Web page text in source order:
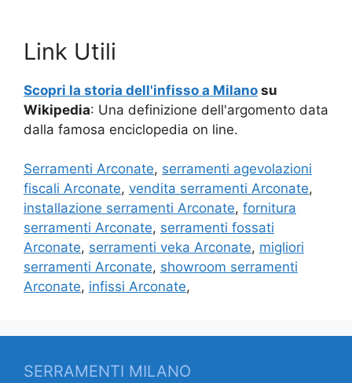
Link Utili
Scopri la storia dell'infisso a Milano su
Wikipedia: Una definizione dell'argomento data
dalla famosa enciclopedia on line.
Serramenti Arconate, serramenti agevolazioni
fiscali Arconate, vendita serramenti Arconate,
installazione serramenti Arconate, fornitura
serramenti Arconate, serramenti fossati
Arconate, serramenti veka Arconate, migliori
serramenti Arconate, showroom serramenti
Arconate, infissi Arconate,
SERRAMENTI MILANO